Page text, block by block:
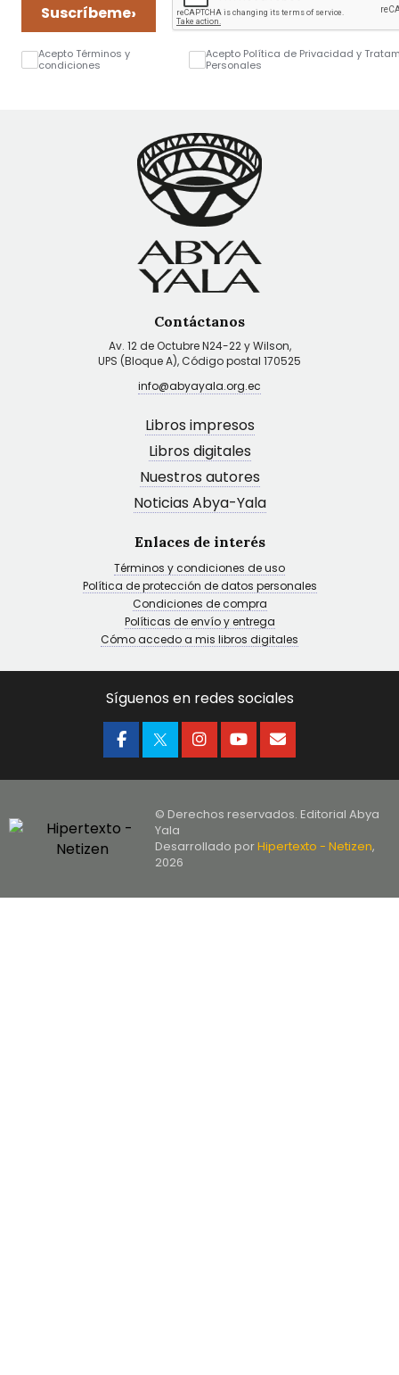
Suscríbeme›
Acepto Términos y
condiciones
Acepto Política de Privacidad y
Personales
Contáctanos
Av. 12 de Octubre N24-22 y Wilson,
UPS (Bloque A), Código postal 170525
info@abyayala.org.ec
Libros impresos
Libros digitales
Nuestros autores
Noticias Abya-Yala
Enlaces de interés
Términos y condiciones de uso
Política de protección de datos personales
Condiciones de compra
Políticas de envío y entrega
Cómo accedo a mis libros digitales
Síguenos en redes sociales
© Derechos reservados. Editorial Abya
Yala
Desarrollado porHipertexto - Netizen,
2026